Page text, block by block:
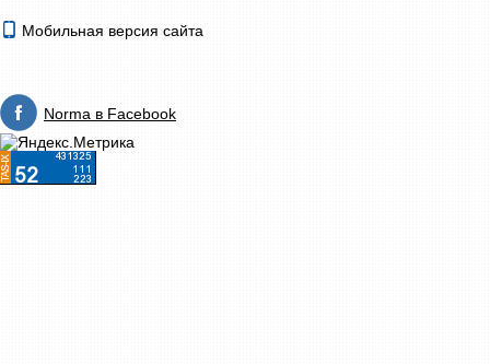
Мобильная версия сайта
Norma в Facebook